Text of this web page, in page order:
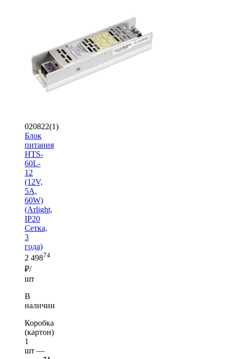
020822(1)
Блок
питания
HTS-
60L-
12
(12V,
5A,
60W)
(Arlight,
IP20
Сетка,
3
года)
2 49874
₽/
шт
В
наличии
Коробка
(картон)
1
шт —